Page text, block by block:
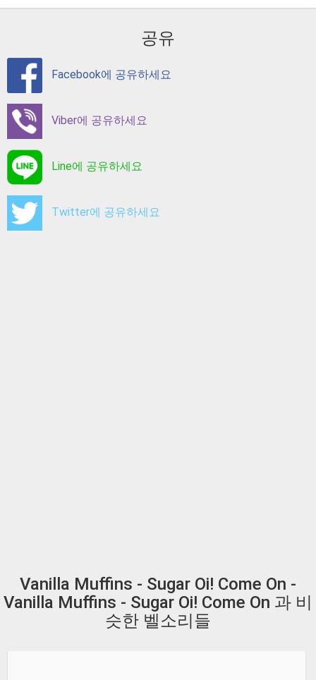
공유
Facebook에 공유하세요
Viber에 공유하세요
Line에 공유하세요
Twitter에 공유하세요
Vanilla Muffins - Sugar Oi! Come On -
Vanilla Muffins - Sugar Oi! Come On 과 비
슷한 벨소리들